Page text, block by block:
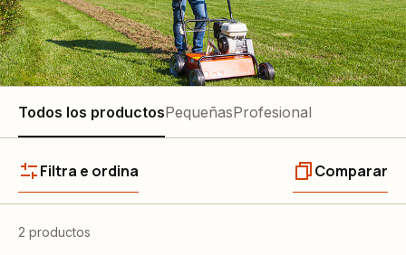
Todos los productosPequeñasProfesional
Filtra e ordina Comparar
2 productos